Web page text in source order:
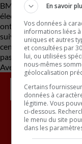
BMW n’a pas encore
électriques verront le
ont été aperçus
suivi. Ce grand
centrée sur
passion mécanique
Avec des
En savoir
Vos données à
informations liées
uniques et autres
et consultées par
lui, ou utilisées
nous-mêmes
géolocalisation
Certains
données à
légitime. Vous
ci-dessous.
le menu du site
dans les